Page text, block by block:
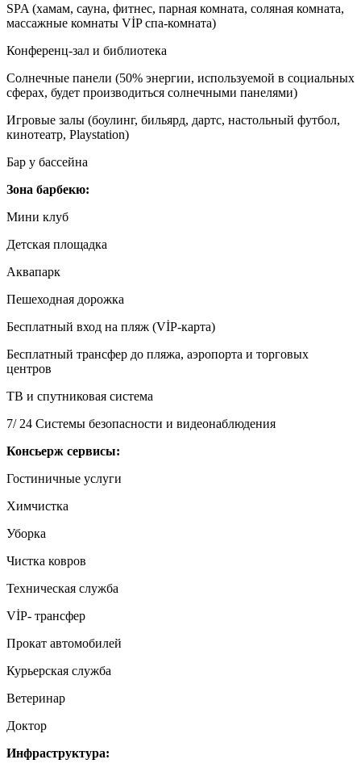
SPA (хамам, сауна, фитнес, парная комната, соляная комната,
массажные комнаты VİP спа-комната)
Конференц-зал и библиотека
Солнечные панели (50% энергии, используемой в социальных
сферах, будет производиться солнечными панелями)
Игровые залы (боулинг, бильярд, дартс, настольный футбол,
кинотеатр, Playstation)
Бар у бассейна
Зона барбекю:
Мини клуб
Детская площадка
Аквапарк
Пешеходная дорожка
Бесплатный вход на пляж (VİP-карта)
Бесплатный трансфер до пляжа, аэропорта и торговых
центров
ТВ и спутниковая система
7/ 24 Системы безопасности и видеонаблюдения
Консьерж сервисы:
Гостиничные услуги
Химчистка
Уборка
Чистка ковров
Техническая служба
VİP- трансфер
Прокат автомобилей
Курьерская служба
Ветеринар
Доктор
Инфраструктура: